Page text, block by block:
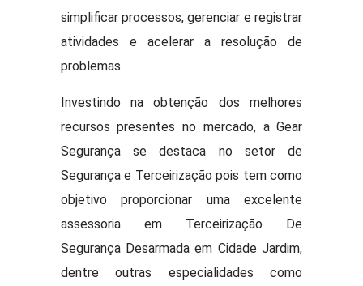
simplificar processos, gerenciar e registrar
atividades e acelerar a resolução de
problemas.
Investindo na obtenção dos melhores
recursos presentes no mercado, a Gear
Segurança se destaca no setor de
Segurança e Terceirização pois tem como
objetivo proporcionar uma excelente
assessoria em Terceirização De
Segurança Desarmada em Cidade Jardim,
dentre outras especialidades como